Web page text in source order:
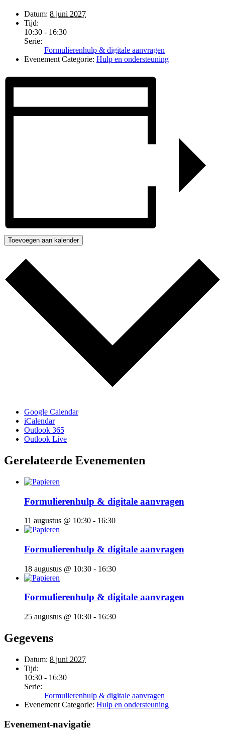
Datum: 8 juni 2027
Tijd:
10:30 - 16:30
Serie:
Formulierenhulp & digitale aanvragen
Evenement Categorie: Hulp en ondersteuning
Toevoegen aan kalender
Google Calendar
iCalendar
Outlook 365
Outlook Live
Gerelateerde Evenementen
Formulierenhulp & digitale aanvragen
11 augustus @ 10:30 - 16:30
Formulierenhulp & digitale aanvragen
18 augustus @ 10:30 - 16:30
Formulierenhulp & digitale aanvragen
25 augustus @ 10:30 - 16:30
Gegevens
Datum: 8 juni 2027
Tijd:
10:30 - 16:30
Serie:
Formulierenhulp & digitale aanvragen
Evenement Categorie: Hulp en ondersteuning
Evenement-navigatie